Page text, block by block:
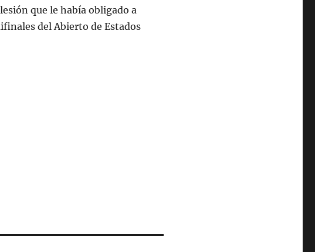
que le había obligado a
del Abierto de Estados